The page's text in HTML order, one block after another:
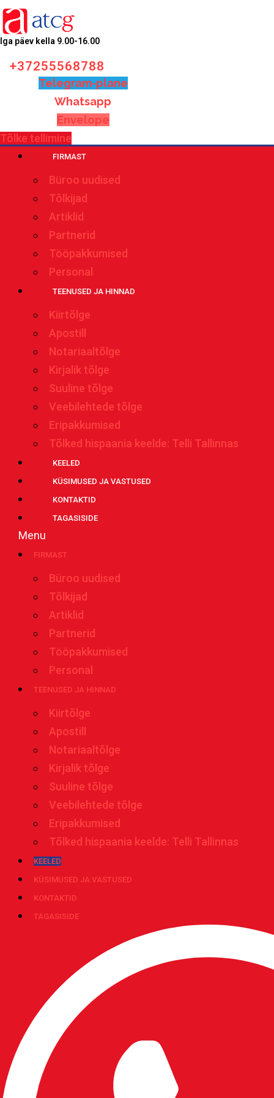
Iga päev kella 9.00-16.00
+37255568788
Telegram-plane
Whatsapp
Envelope
Tõlke tellimine
FIRMAST
Büroo uudised
Tõlkijad
Artiklid
Partnerid
Tööpakkumised
Personal
TEENUSED JA HINNAD
Kiirtõlge
Apostill
Notariaaltõlge
Kirjalik tõlge
Suuline tõlge
Veebilehtede tõlge
Eripakkumised
Tõlked hispaania keelde: Telli Tallinnas
KEELED
KÜSIMUSED JA VASTUSED
KONTAKTID
TAGASISIDE
Menu
FIRMAST
Büroo uudised
Tõlkijad
Artiklid
Partnerid
Tööpakkumised
Personal
TEENUSED JA HINNAD
Kiirtõlge
Apostill
Notariaaltõlge
Kirjalik tõlge
Suuline tõlge
Veebilehtede tõlge
Eripakkumised
Tõlked hispaania keelde: Telli Tallinnas
KEELED
KÜSIMUSED JA VASTUSED
KONTAKTID
TAGASISIDE